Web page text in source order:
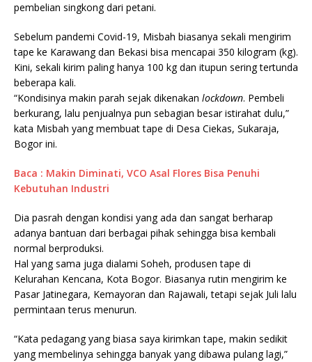
pembelian singkong dari petani.
Sebelum pandemi Covid-19, Misbah biasanya sekali mengirim
tape ke Karawang dan Bekasi bisa mencapai 350 kilogram (kg).
Kini, sekali kirim paling hanya 100 kg dan itupun sering tertunda
beberapa kali.
“Kondisinya makin parah sejak dikenakan lockdown. Pembeli
berkurang, lalu penjualnya pun sebagian besar istirahat dulu,”
kata Misbah yang membuat tape di Desa Ciekas, Sukaraja,
Bogor ini.
Baca : Makin Diminati, VCO Asal Flores Bisa Penuhi
Kebutuhan Industri
Dia pasrah dengan kondisi yang ada dan sangat berharap
adanya bantuan dari berbagai pihak sehingga bisa kembali
normal berproduksi.
Hal yang sama juga dialami Soheh, produsen tape di
Kelurahan Kencana, Kota Bogor. Biasanya rutin mengirim ke
Pasar Jatinegara, Kemayoran dan Rajawali, tetapi sejak Juli lalu
permintaan terus menurun.
“Kata pedagang yang biasa saya kirimkan tape, makin sedikit
yang membelinya sehingga banyak yang dibawa pulang lagi,”